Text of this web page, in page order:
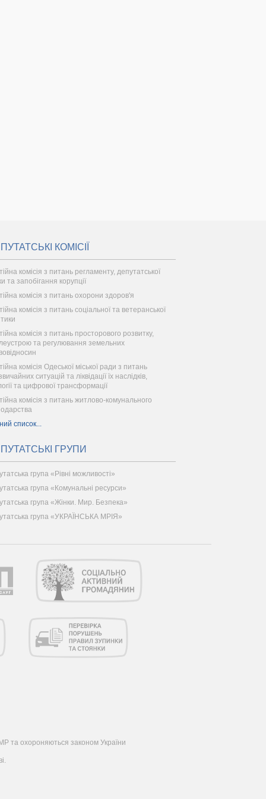
КОМІСІЇ
комісія з питань регламенту, депутатської
та запобігання корупції
комісія з питань охорони здоров'я
комісія з питань соціальної та ветеранської
комісія з питань просторового розвитку,
та регулювання земельних
комісія Одеської міської ради з питань
ситуацій та ліквідації їх наслідків,
та цифрової трансформації
комісія з питань житлово-комунального
список...
ГРУПИ
група «Рівні можливості»
група «Комунальні ресурси»
група «Жінки. Мир. Безпека»
група «УКРАЇНСЬКА МРІЯ»
та охороняються законом України